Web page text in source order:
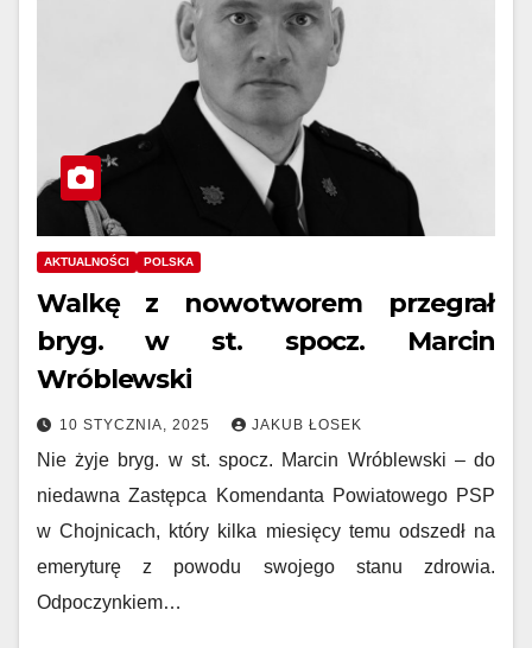
AKTUALNOŚCI POLSKA
Walkę z nowotworem przegrał
bryg. w st. spocz. Marcin
Wróblewski
10 STYCZNIA, 2025 JAKUB ŁOSEK
Nie żyje bryg. w st. spocz. Marcin Wróblewski – do
niedawna Zastępca Komendanta Powiatowego PSP
w Chojnicach, który kilka miesięcy temu odszedł na
emeryturę z powodu swojego stanu zdrowia.
Odpoczynkiem…